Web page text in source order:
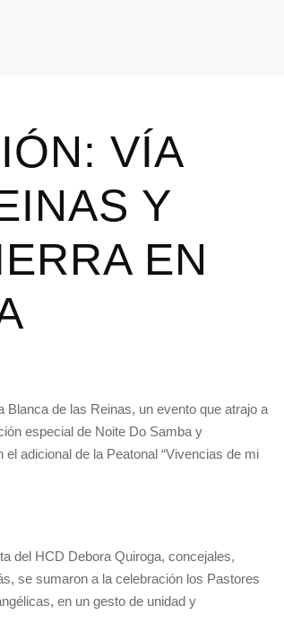
VÍA
Y
EN
de las Reinas, un evento que atrajo a
especial de Noite Do Samba y
adicional de la Peatonal “Vivencias de mi
del HCD Debora Quiroga, concejales,
se sumaron a la celebración los Pastores
en un gesto de unidad y